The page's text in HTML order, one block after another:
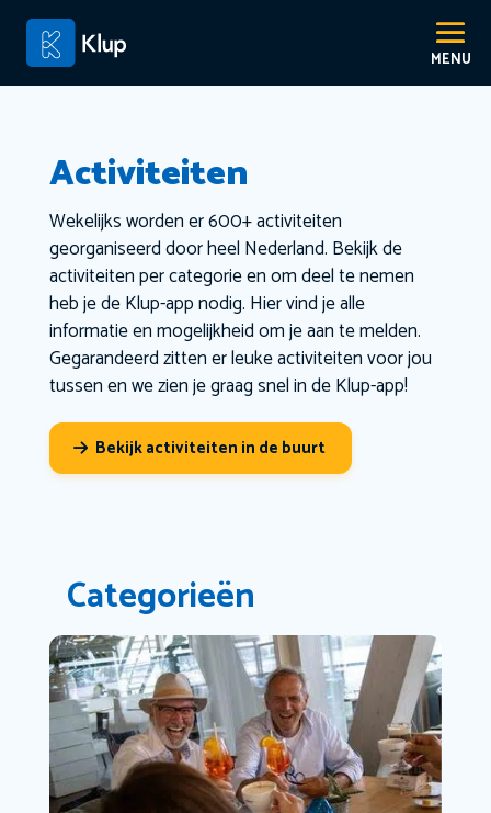
Activiteiten
Wekelijks worden er 600+ activiteiten
georganiseerd door heel Nederland. Bekijk de
activiteiten per categorie en om deel te nemen
heb je de Klup-app nodig. Hier vind je alle
informatie en mogelijkheid om je aan te melden.
Gegarandeerd zitten er leuke activiteiten voor jou
tussen en we zien je graag snel in de Klup-app!
Bekijk activiteiten in de buurt
Categorieën